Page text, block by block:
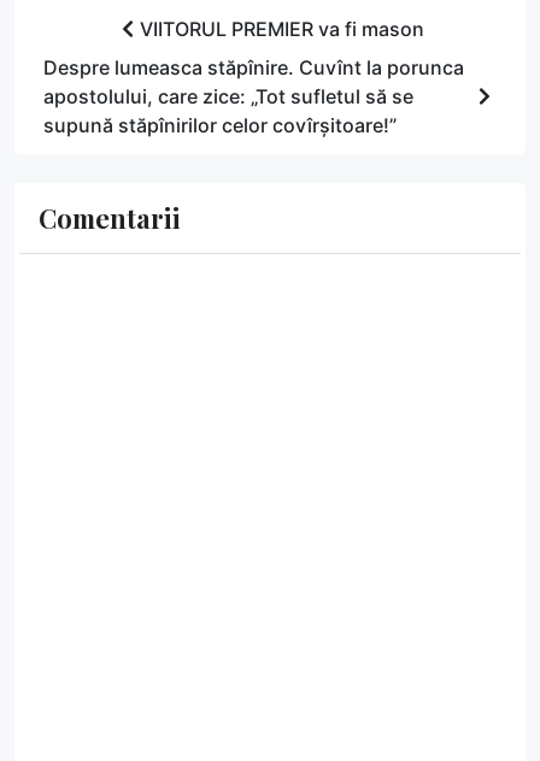
VIITORUL PREMIER va fi mason
Despre lumeasca stăpînire. Cuvînt la porunca
apostolului, care zice: „Tot sufletul să se
supună stăpînirilor celor covîrșitoare!”
Comentarii